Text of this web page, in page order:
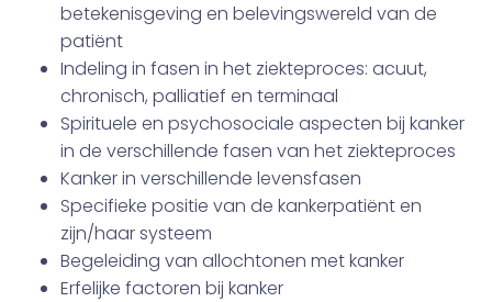
betekenisgeving en belevingswereld van de
patiënt
Indeling in fasen in het ziekteproces: acuut,
chronisch, palliatief en terminaal
Spirituele en psychosociale aspecten bij kanker
in de verschillende fasen van het ziekteproces
Kanker in verschillende levensfasen
Specifieke positie van de kankerpatiënt en
zijn/haar systeem
Begeleiding van allochtonen met kanker
Erfelijke factoren bij kanker